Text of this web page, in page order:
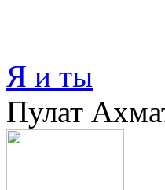
Я и ты
Пулат